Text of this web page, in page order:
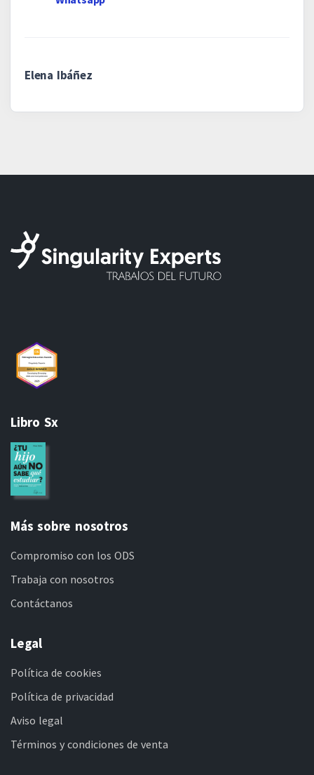
Elena Ibáñez
Libro Sx
Más sobre nosotros
Compromiso con los ODS
Trabaja con nosotros
Contáctanos
Legal
Política de cookies
Política de privacidad
Aviso legal
Términos y condiciones de venta